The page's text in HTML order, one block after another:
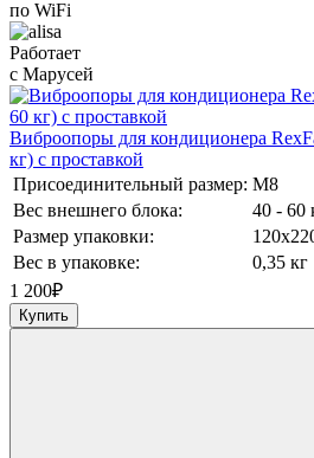
по WiFi
Работает
с Марусей
Виброопоры для кондиционера
кг) с проставкой
Присоединительный размер: М8
Вес внешнего блока:
40 - 60
Размер упаковки:
Вес в упаковке:
0,35 кг
1 200₽
Купить